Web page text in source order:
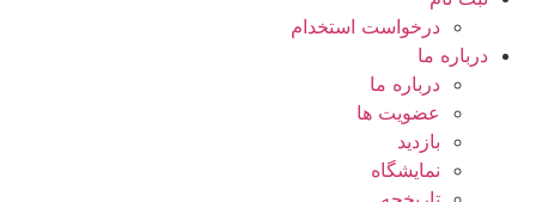
درخواست استخدام
درباره ما
درباره ما
عضویت ها
بازدید
نمایشگاه